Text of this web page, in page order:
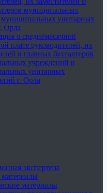
муниципальных
унитарных
Орла
о среднемесячной
плате руководителей, их
и главных бухгалтеров
учреждений и
унитарных
г. Орла
экспертиза
материалы